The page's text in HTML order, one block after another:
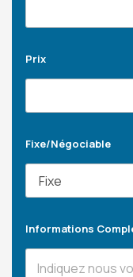
Prix
Fixe/Négociable
Informations